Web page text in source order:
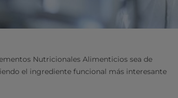
Nutricionales Alimenticios sea de
el ingrediente funcional más interesante